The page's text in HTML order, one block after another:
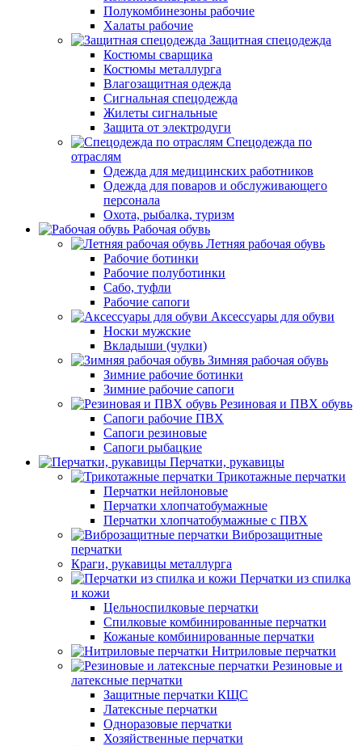
Полукомбинезоны рабочие
Халаты рабочие
Защитная спецодежда
Костюмы сварщика
Костюмы металлурга
Влагозащитная одежда
Сигнальная спецодежда
Жилеты сигнальные
Защита от электродуги
Спецодежда по
отраслям
Одежда для медицинских работников
Одежда для поваров и обслуживающего
персонала
Охота, рыбалка, туризм
Рабочая обувь
Летняя рабочая обувь
Рабочие ботинки
Рабочие полуботинки
Сабо, туфли
Рабочие сапоги
Аксессуары для обуви
Носки мужские
Вкладыши (чулки)
Зимняя рабочая обувь
Зимние рабочие ботинки
Зимние рабочие сапоги
Резиновая и ПВХ обувь
Сапоги рабочие ПВХ
Сапоги резиновые
Сапоги рыбацкие
Перчатки, рукавицы
Трикотажные перчатки
Перчатки нейлоновые
Перчатки хлопчатобумажные
Перчатки хлопчатобумажные с ПВХ
Виброзащитные
перчатки
Краги, рукавицы металлурга
Перчатки из спилка
и кожи
Цельноспилковые перчатки
Спилковые комбинированные перчатки
Кожаные комбинированные перчатки
Нитриловые перчатки
Резиновые и
латексные перчатки
Защитные перчатки КЩС
Латексные перчатки
Одноразовые перчатки
Хозяйственные перчатки